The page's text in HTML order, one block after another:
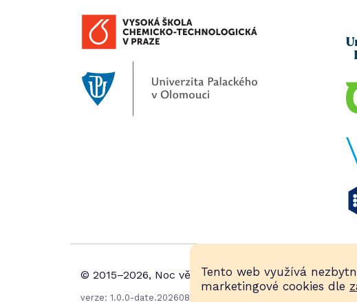
Tento web využívá
marketingové cookies dle
© 2015–2026, Noc vědy, všechna práva vyhrazena.
verze: 1.0.0-date.20260806094915-z0G5XUjq, data: 8. 8. 2026